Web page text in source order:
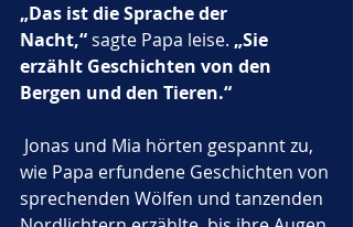
„Das ist die Sprache der
Nacht,“ sagte Papa leise. „Sie
erzählt Geschichten von den
Bergen und den Tieren.“
Jonas und Mia hörten gespannt zu,
wie Papa erfundene Geschichten von
sprechenden Wölfen und tanzenden